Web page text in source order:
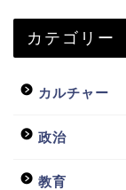
カテゴリー
カルチャー
政治
教育